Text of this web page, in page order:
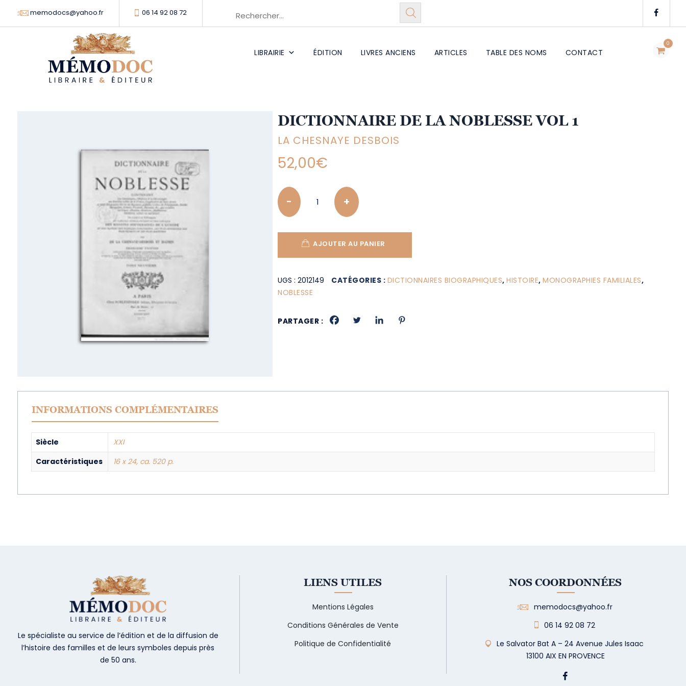
memodocs@yahoo.fr 06 14 92 08 72
0
LIBRAIRIE ÉDITION LIVRES ANCIENS ARTICLES TABLE DES NOMS CONTACT
DICTIONNAIRE DE LA NOBLESSE VOL 1
LA CHESNAYE DESBOIS
52,00€
Quantity
AJOUTER AU PANIER
UGS :2012149 CATÉGORIES : DICTIONNAIRES BIOGRAPHIQUES,HISTOIRE,MONOGRAPHIES FAMILIALES,
NOBLESSE
PARTAGER :
INFORMATIONS COMPLÉMENTAIRES
Siècle
XXI
Caractéristiques
16 x 24, ca. 520 p.
Le spécialiste au service de l’édition et de la diffusion de
l’histoire des familles et de leurs symboles depuis près
de 50 ans.
LIENS UTILES
Mentions Légales
Conditions Générales de Vente
Politique de Confidentialité
NOS COORDONNÉES
memodocs@yahoo.fr
06 14 92 08 72
Le Salvator Bat A – 24 Avenue Jules Isaac
13100 AIX EN PROVENCE